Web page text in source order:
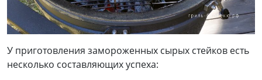
У приготовления замороженных сырых стейков есть
несколько составляющих успеха: